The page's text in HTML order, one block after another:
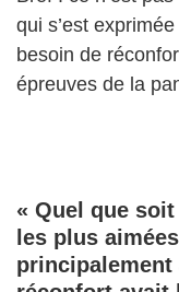
qui s’est
besoin de
épreuves de la
« Quel que
les plus